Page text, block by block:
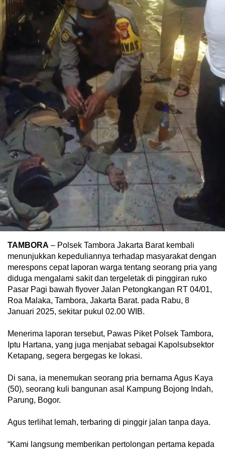
TAMBORA – Polsek Tambora Jakarta Barat kembali
menunjukkan kepeduliannya terhadap masyarakat dengan
merespons cepat laporan warga tentang seorang pria yang
diduga mengalami sakit dan tergeletak di pinggiran ruko
Pasar Pagi bawah flyover Jalan Petongkangan RT 04/01,
Roa Malaka, Tambora, Jakarta Barat. pada Rabu, 8
Januari 2025, sekitar pukul 02.00 WIB.
Menerima laporan tersebut, Pawas Piket Polsek Tambora,
Iptu Hartana, yang juga menjabat sebagai Kapolsubsektor
Ketapang, segera bergegas ke lokasi.
Di sana, ia menemukan seorang pria bernama Agus Kaya
(50), seorang kuli bangunan asal Kampung Bojong Indah,
Parung, Bogor.
Agus terlihat lemah, terbaring di pinggir jalan tanpa daya.
“Kami langsung memberikan pertolongan pertama kepada